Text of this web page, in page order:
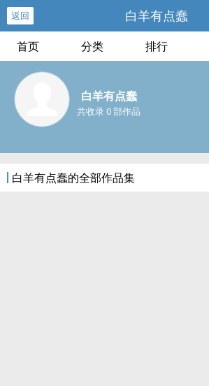
返回 白羊有点蠢
首页 分类 排行
白羊有点蠢
共收录 0 部作品
白羊有点蠢的全部作品集